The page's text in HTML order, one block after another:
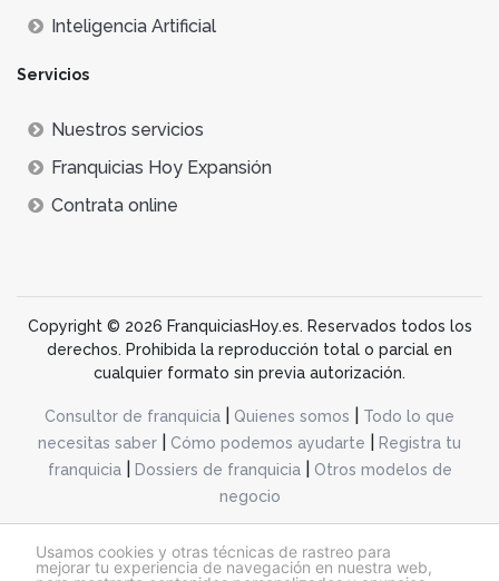
Usamos cookies y otras técnicas de rastreo para
mejorar tu experiencia de navegación en nuestra web,
Inteligencia Artificial
Servicios
Nuestros servicios
Franquicias Hoy Expansión
Contrata online
Copyright © 2026 FranquiciasHoy.es. Reservados todos los
derechos. Prohibida la reproducción total o parcial en
cualquier formato sin previa autorización.
Consultor de franquicia Quienes somos
Todo lo que
necesitas saber
Cómo podemos ayudarte
Registra tu
franquicia| Dossiers de franquicia|
Otros modelos de
negocio